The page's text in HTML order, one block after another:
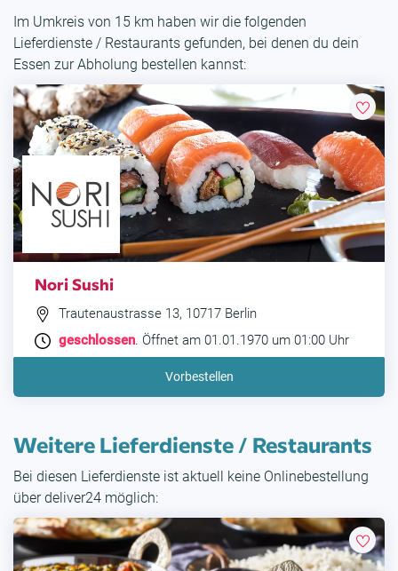
Im Umkreis von 15 km haben wir die folgenden
Lieferdienste / Restaurants gefunden, bei denen du dein
Essen zur Abholung bestellen kannst:
Nori Sushi
Trautenaustrasse 13, 10717 Berlin
geschlossen. Öffnet am 01.01.1970 um 01:00 Uhr
Vorbestellen
Weitere Lieferdienste / Restaurants
Bei diesen Lieferdienste ist aktuell keine Onlinebestellung
über deliver24 möglich: